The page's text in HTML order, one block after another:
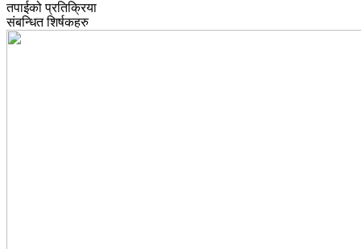
तपाईको प्रतिक्रिया
संबन्धित शिर्षकहरु